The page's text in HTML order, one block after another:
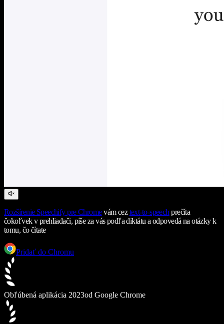
Rozšírenie Speechify pre Chromevám ceztext-to-speech prečíta
čokoľvek v prehliadači, píše za vás podľa diktátu a odpovedá na otázky k
tomu, čo čítate
Pridať do Chromu
Obľúbená aplikácia 2023od Google Chrome